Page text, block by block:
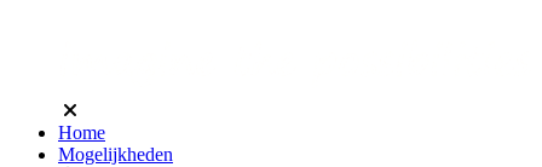
Home
Mogelijkheden